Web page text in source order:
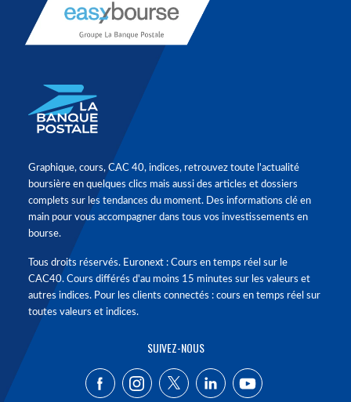
Graphique, cours, CAC 40, indices, retrouvez toute l'actualité
boursière en quelques clics mais aussi des articles et dossiers
complets sur les tendances du moment. Des informations clé en
main pour vous accompagner dans tous vos investissements en
bourse.
Tous droits réservés. Euronext : Cours en temps réel sur le
CAC40. Cours différés d'au moins 15 minutes sur les valeurs et
autres indices. Pour les clients connectés : cours en temps réel sur
toutes valeurs et indices.
SUIVEZ-NOUS